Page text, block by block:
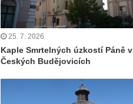
25. 7. 2026
Kaple Smrtelných úzkostí Páně v
Českých Budějovicích